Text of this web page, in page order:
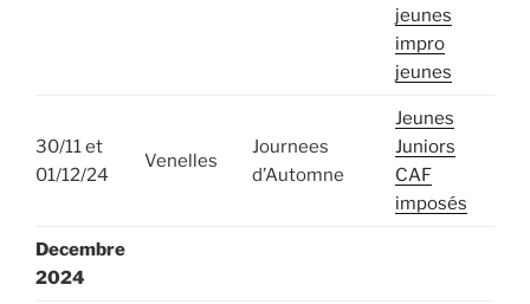
jeunes
impro
jeunes
30/11 et
01/12/24
Venelles
Journees
d’Automne
Jeunes
Juniors
CAF
imposés
Decembre
2024